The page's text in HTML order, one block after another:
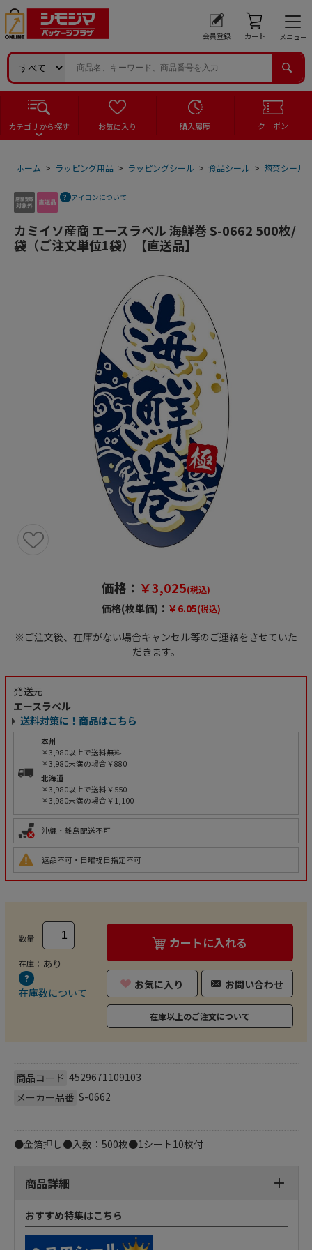
会員登録 カート メニュー
カテゴリから探す お気に入り 購入履歴 クーポン
ホーム > ラッピング用品 > ラッピングシール > 食品シール > 惣菜シール
アイコンについて
カミイソ産商 エースラベル 海鮮巻 S-0662 500枚/
袋（ご注文単位1袋）【直送品】
価格： ￥3,025(税込)
価格(枚単価)： ￥6.05(税込)
※ご注文後、在庫がない場合キャンセル等のご連絡をさせていた
だきます。
発送元
エースラベル
送料対策に！商品はこちら
本州
￥3,980以上で送料無料
￥3,980未満の場合￥880
北海道
￥3,980以上で送料￥550
￥3,980未満の場合￥1,100
沖縄・離島配送不可
返品不可・日曜祝日指定不可
数量
在庫： あり
在庫数について
カートに入れる
お気に入り お問い合わせ
在庫以上のご注文について
商品コード 4529671109103
メーカー品番 S-0662
●金箔押し●入数：500枚●1シート10枚付
商品詳細
おすすめ特集はこちら